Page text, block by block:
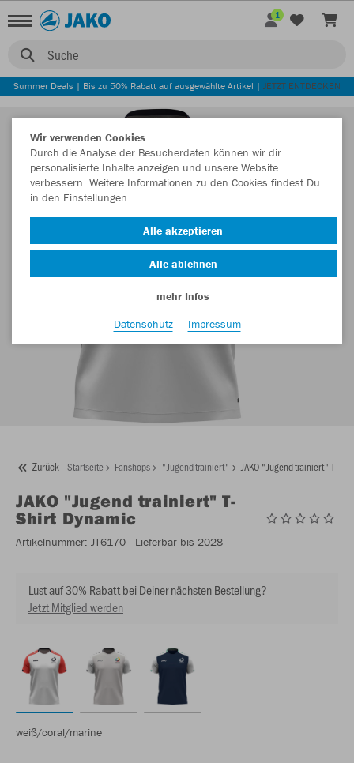
Suche
1
Summer Deals | Bis zu 50% Rabatt auf ausgewählte Artikel | JETZT ENTDECKEN
Zurück Startseite Fanshops "Jugend trainiert" JAKO "Jugend trainiert" T-
JAKO "Jugend trainiert" T-
Shirt Dynamic
Artikelnummer: JT6170 - Lieferbar bis 2028
Lust auf 30% Rabatt bei Deiner nächsten Bestellung?
Jetzt Mitglied werden
weiß/coral/marine
Wir verwenden Cookies
Durch die Analyse der Besucherdaten können wir dir
personalisierte Inhalte anzeigen und unsere Website
verbessern. Weitere Informationen zu den Cookies findest Du
in den Einstellungen.
Alle akzeptieren
Alle ablehnen
mehr Infos
Datenschutz
Impressum